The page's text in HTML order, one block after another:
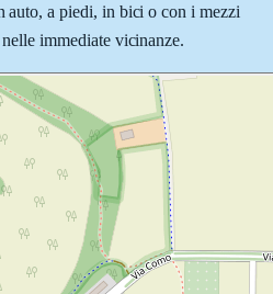
auto, a piedi, in bici o con i mezzi
immediate vicinanze.